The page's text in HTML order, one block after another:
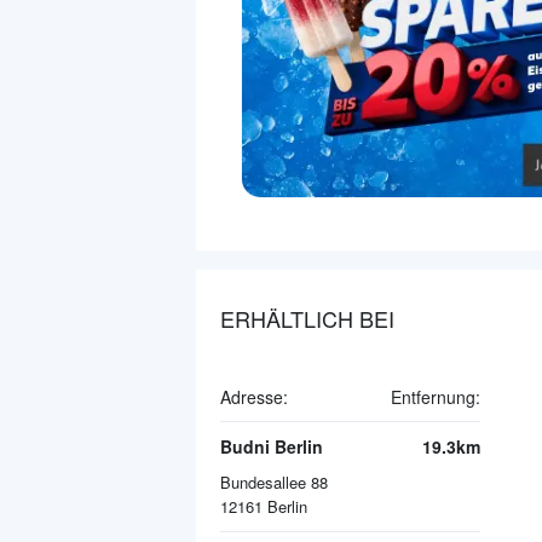
ERHÄLTLICH BEI
Adresse: Entfernung:
Budni Berlin
Bundesallee 88
12161 Berlin
19.3km